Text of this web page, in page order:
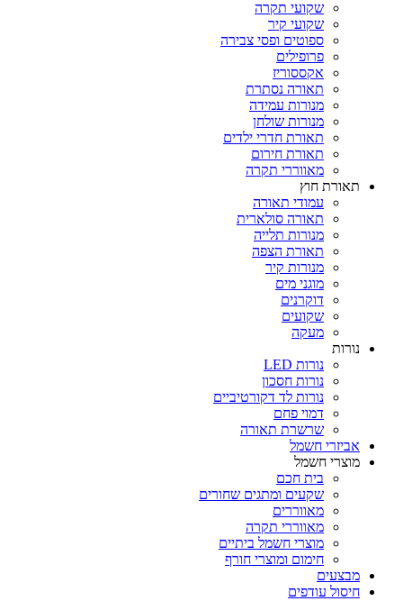
שקועי תקרה
שקועי קיר
ספוטים ופסי צבירה
פרופילים
אקססוריז
תאורה נסתרת
מנורות עמידה
מנורות שולחן
תאורת חדרי ילדים
תאורת חירום
מאווררי תקרה
תאורת חוץ
עמודי תאורה
תאורה סולארית
מנורות תלייה
תאורת הצפה
מנורות קיר
מוגני מים
דוקרנים
שקועים
מעקה
נורות
נורות LED
נורות חסכון
נורות לד דקורטיביים
דמוי פחם
שרשרת תאורה
אביזרי חשמל
מוצרי חשמל
בית חכם
שקעים ומתגים שחורים
מאווררים
מאווררי תקרה
מוצרי חשמל ביתיים
חימום ומוצרי חורף
מבצעים
חיסול עודפים